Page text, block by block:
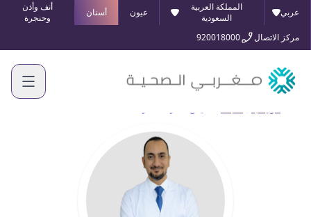
عربي
المملكة العربية
السعودية
عيون أسنان
أنف وأذن
وحنجرة
مركز الاتصال
920018000